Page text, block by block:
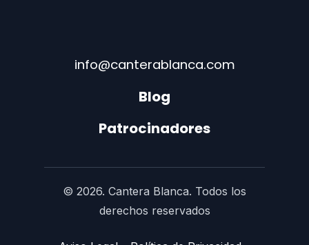
info@canterablanca.com
Blog
Patrocinadores
© 2026. Cantera Blanca. Todos los
derechos reservados